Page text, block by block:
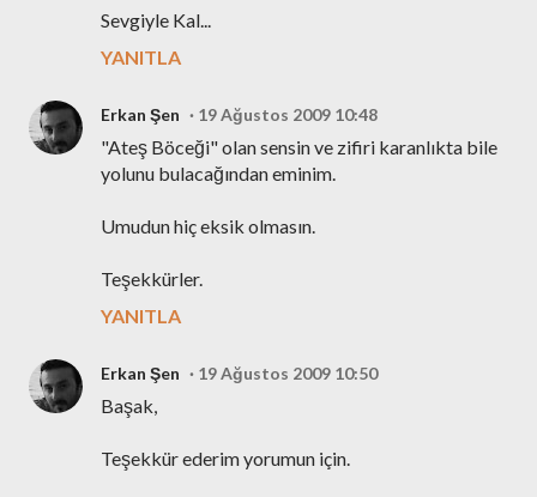
Sevgiyle Kal...
YANITLA
Erkan Şen 19 Ağustos 2009 10:48
"Ateş Böceği" olan sensin ve zifiri karanlıkta bile
yolunu bulacağından eminim.
Umudun hiç eksik olmasın.
Teşekkürler.
YANITLA
Erkan Şen 19 Ağustos 2009 10:50
Başak,
Teşekkür ederim yorumun için.